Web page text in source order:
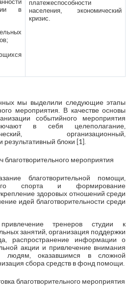
в
платежеспособности
населения, экономический
кризис.
мы выделили следующие этапы
мероприятия. В качестве основы
событийного мероприятия
в себя целеполагание,
организационный,
блоки [1].
благотворительного мероприятия
благотворительной помощи,
спорта и формирование
здоровых отношений среди
идей благотворительности среди
тренеров студии к
занятий, организация поддержки
распространение информации о
акции и привлечение внимания
людям, оказавшимся в сложной
сбора средств в фонд помощи.
благотворительного мероприятия